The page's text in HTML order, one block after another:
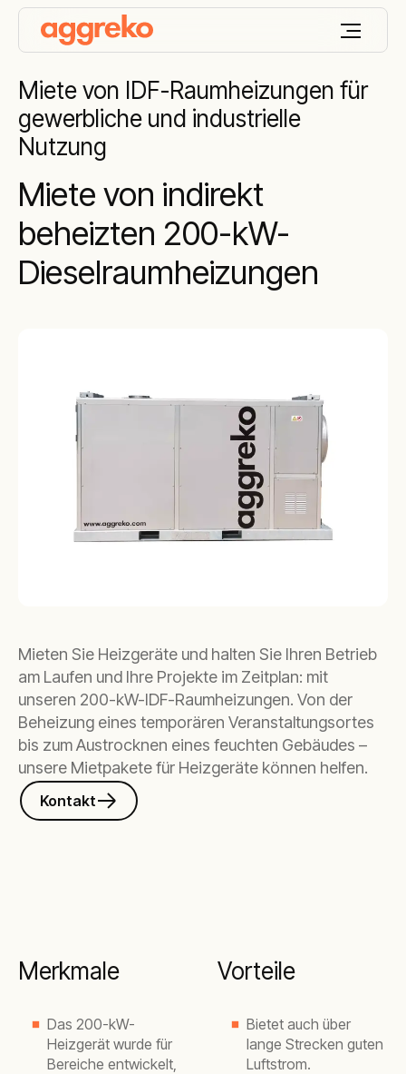
Miete von IDF-Raumheizungen für
gewerbliche und industrielle
Nutzung
Miete von indirekt
beheizten 200-kW-
Dieselraumheizungen
Mieten Sie Heizgeräte und halten Sie Ihren Betrieb
am Laufen und Ihre Projekte im Zeitplan: mit
unseren 200-kW-IDF-Raumheizungen. Von der
Beheizung eines temporären Veranstaltungsortes
bis zum Austrocknen eines feuchten Gebäudes –
unsere Mietpakete für Heizgeräte können helfen.
Kontakt
Merkmale
Das 200-kW-
Heizgerät wurde für
Bereiche entwickelt,
Vorteile
Bietet auch über
lange Strecken guten
Luftstrom.